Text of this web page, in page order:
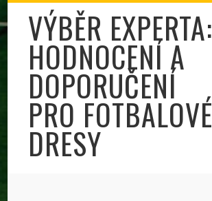
to
contentVÝBĚR EXPERTA:
HODNOCENÍ A
DOPORUČENÍ
PRO FOTBALOVÉ
DRESY